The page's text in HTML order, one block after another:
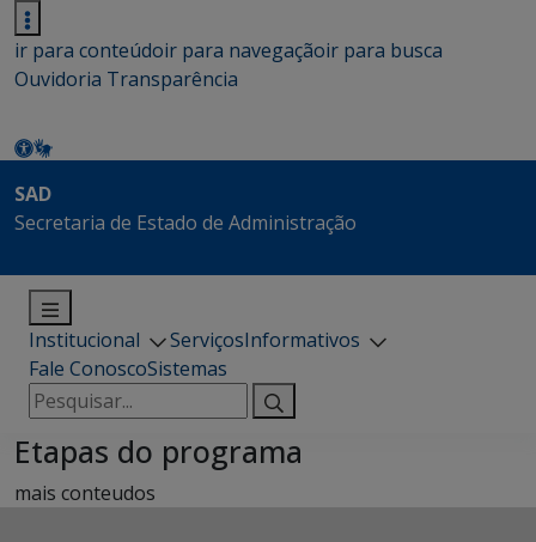
ir para conteúdoir para navegaçãoir para busca
Ouvidoria Transparência
SAD
Secretaria de Estado de Administração
Institucional ServiçosInformativos
Fale ConoscoSistemas
Pesquisar
por:
Etapas do programa
mais conteudos